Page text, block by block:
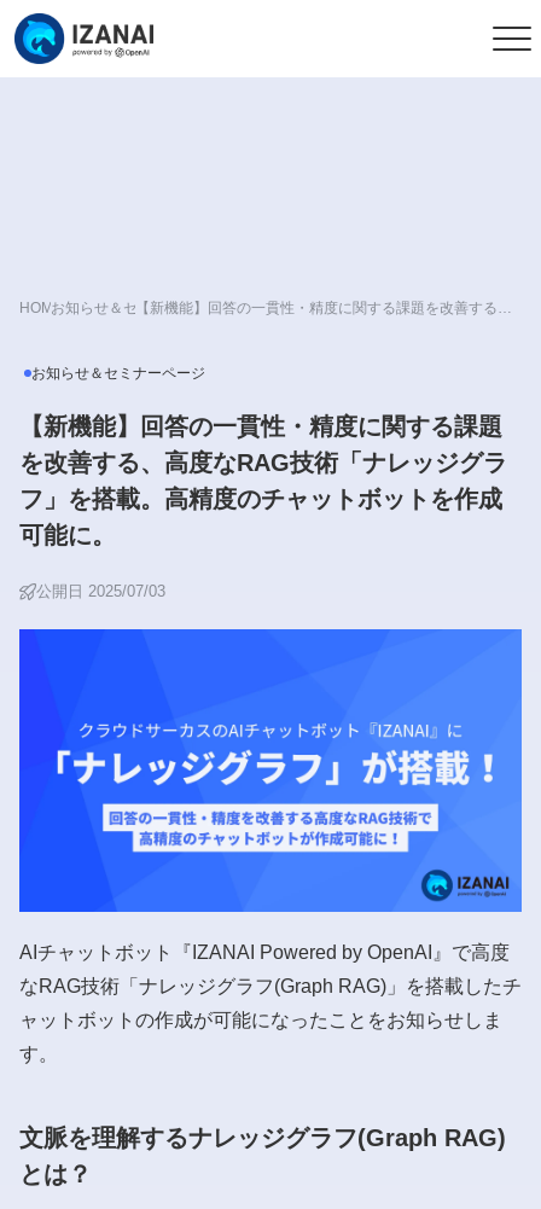
HOMEお知らせ＆セミナーページ 【新機能】回答の一貫性・精度に関する課題を改善する、高度なRAG技術「ナレッジグラフ」を搭載。高精度のチャットボットを作成可能に。
お知らせ＆セミナーページ
【新機能】回答の一貫性・精度に関する課題
を改善する、高度なRAG技術「ナレッジグラ
フ」を搭載。高精度のチャットボットを作成
可能に。
公開日 2025/07/03
AIチャットボット『IZANAI Powered by OpenAI』で高度
なRAG技術「ナレッジグラフ(Graph RAG)」を搭載したチ
ャットボットの作成が可能になったことをお知らせしま
す。
文脈を理解するナレッジグラフ(Graph RAG)
とは？